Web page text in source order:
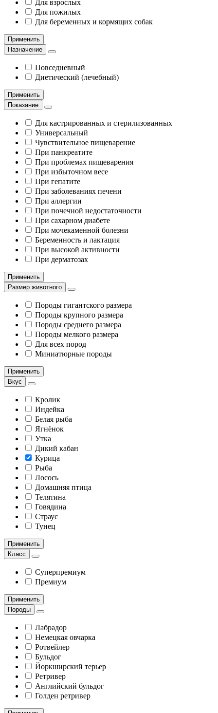
Для взрослых
Для пожилых
Для беременных и кормящих собак
Применить
Назначение
Повседневный
Диетический (лечебный)
Применить
Показание
Для кастрированных и стерилизованных
Универсальный
Чувствительное пищеварение
При панкреатите
При проблемах пищеварения
При избыточном весе
При гепатите
При заболеваниях печени
При аллергии
При почечной недостаточности
При сахарном диабете
При мочекаменной болезни
Беременность и лактация
При высокой активности
При дерматозах
Применить
Размер животного
Породы гигантского размера
Породы крупного размера
Породы среднего размера
Породы мелкого размера
Для всех пород
Миниатюрные породы
Применить
Вкус
Кролик
Индейка
Белая рыба
Ягнёнок
Утка
Дикий кабан
Курица
Рыба
Лосось
Домашняя птица
Телятина
Говядина
Страус
Тунец
Применить
Класс
Суперпремиум
Премиум
Применить
Породы
Лабрадор
Немецкая овчарка
Ротвейлер
Бульдог
Йоркширский терьер
Ретривер
Английский бульдог
Голден ретривер